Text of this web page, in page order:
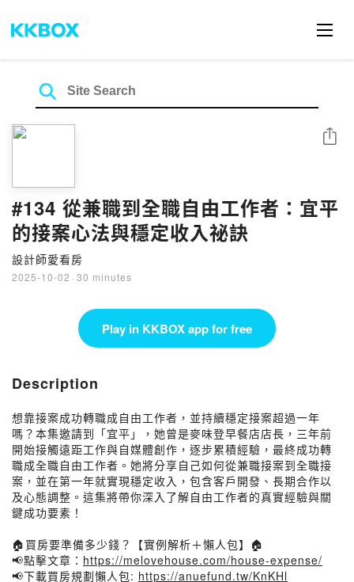
#134 從兼職到全職自由工作者：宜平
的接案心法與穩定收入祕訣
設計師愛看房
2025-10-02 · 30 minutes
Share
Play in KKBOX app for free
Description
想靠接案成功轉職成自由工作者，並持續穩定接案超過一年
嗎？本集邀請到「宜平」，她曾是麥味登早餐店店長，三年前
開始接觸遠距工作與自媒體創作，逐步累積經驗，最終成功轉
職成全職自由工作者。她將分享自己如何從兼職接案到全職接
案，並在第一年就實現穩定收入，包含客戶開發、長期合作以
及心態調整。這集將帶你深入了解自由工作者的真實經驗與關
鍵成功要素！
🏠買房要準備多少錢？【實例解析＋懶人包】🏠
📢點擊文章： https://melovehouse.com/house-expense/
📢下載買房規劃懶人包: https://anuefund.tw/KnKHl